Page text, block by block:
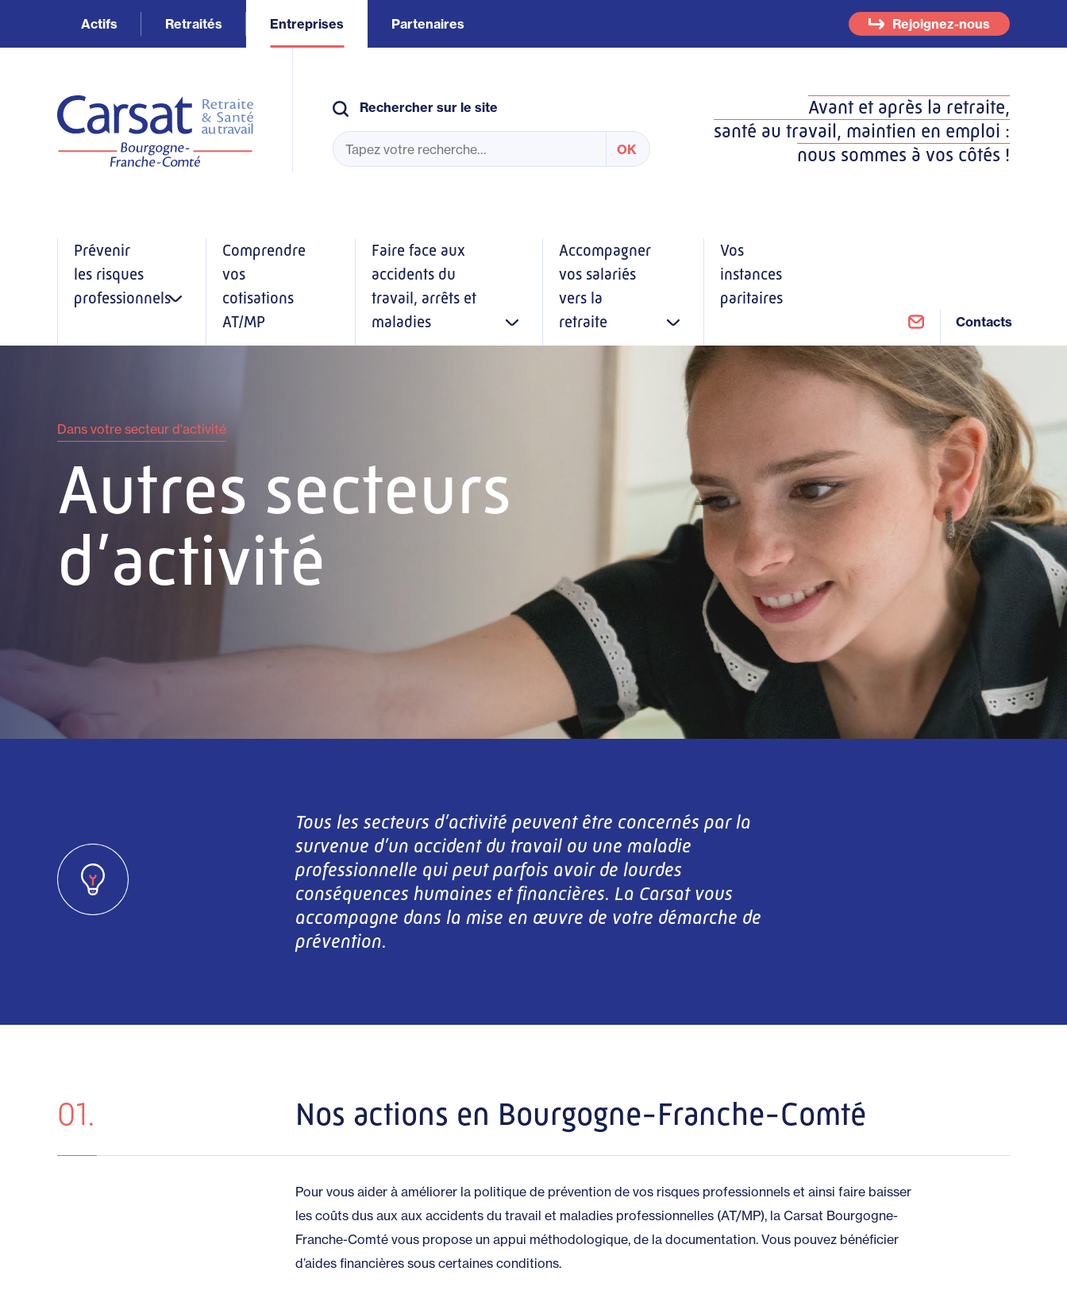
contenu
Actifs Retraités Entreprises Partenaires Rejoignez-nous
Rechercher sur le site
Avant et après la retraite,
santé au travail, maintien en emploi :
nous sommes à vos côtés !
Prévenir
les risques
professionnels
Comprendre
vos
cotisations
AT/MP
Faire face aux
accidents du
travail, arrêts et
maladies
Accompagner
vos salariés
vers la
retraite
Vos
instances
paritaires
Contacts
Dans votre secteur d'activité
Autres secteurs
d’activité
Tous les secteurs d’activité peuvent être concernés par la
survenue d’un accident du travail ou une maladie
professionnelle qui peut parfois avoir de lourdes
conséquences humaines et financières. La Carsat vous
accompagne dans la mise en œuvre de votre démarche de
prévention.
01. Nos actions en Bourgogne-Franche-Comté
Pour vous aider à améliorer la politique de prévention de vos risques professionnels et ainsi faire baisser
les coûts dus aux aux accidents du travail et maladies professionnelles (AT/MP), la Carsat Bourgogne-
Franche-Comté vous propose un appui méthodologique, de la documentation. Vous pouvez bénéficier
d’aides financières sous certaines conditions.